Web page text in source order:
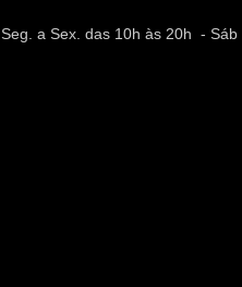
Seg. a Sex. das 10h às 20h - Sáb